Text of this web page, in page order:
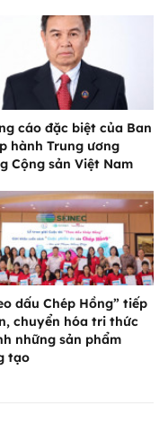
cáo đặc biệt của Ban
hành Trung ương
Cộng sản Việt Nam
dấu Chép Hồng” tiếp
chuyển hóa tri thức
những sản phẩm
tạo